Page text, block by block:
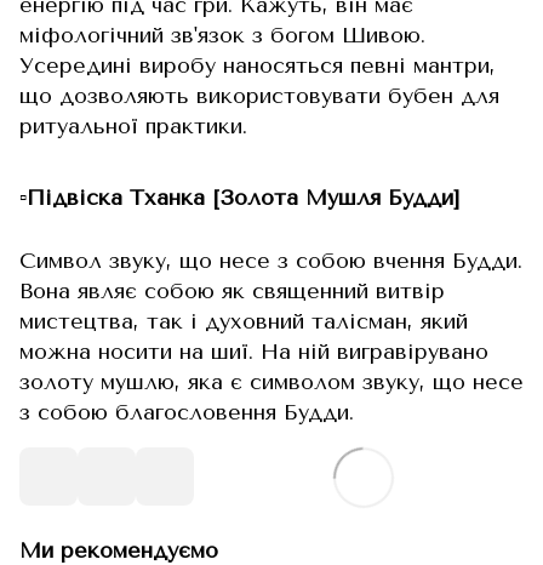
міфологічний зв'язок з богом Шивою.
Усередині виробу наносяться певні мантри,
що дозволяють використовувати бубен для
ритуальної практики.
▫️Підвіска Тханка [Золота Мушля Будди]
Символ звуку, що несе з собою вчення Будди.
Вона являє собою як священний витвір
мистецтва, так і духовний талісман, який
можна носити на шиї. На ній вигравірувано
золоту мушлю, яка є символом звуку, що несе
з собою благословення Будди.
Ми рекомендуємо